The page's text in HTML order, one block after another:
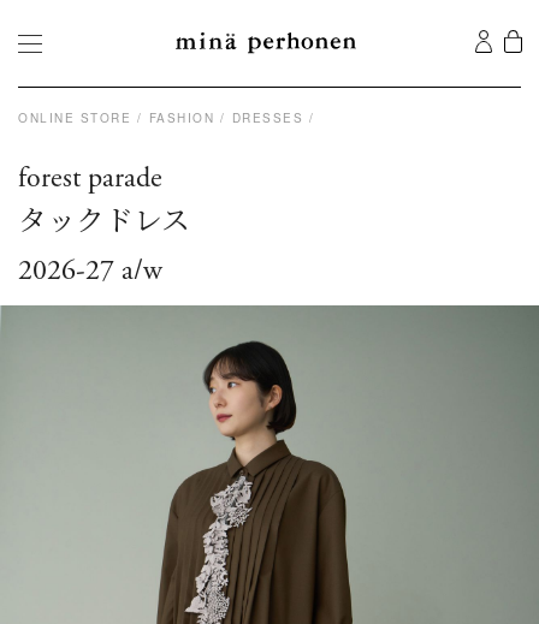
ONLINE STORE FASHION DRESSES
forest parade
タックドレス
2026-27 a/w